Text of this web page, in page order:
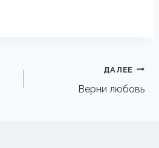
ДАЛЕЕ
Верни любовь